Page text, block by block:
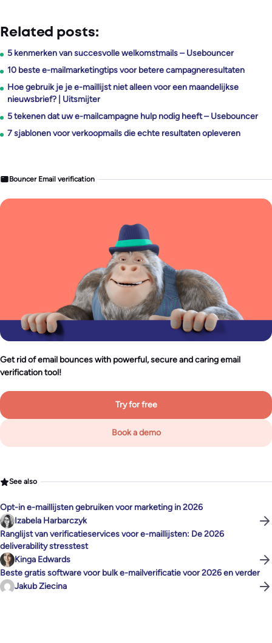
Related posts:
5 kenmerken van succesvolle welkomstmails – Usebouncer
10 beste e-mailmarketingtips voor betere campagneresultaten
Hoe gebruik je je e-maillijst niet alleen voor een maandelijkse
nieuwsbrief? | Uitsmijter
5 tekenen dat uw e-mailcampagne hulp nodig heeft – Usebouncer
7 sjablonen voor verkoopmails die echte resultaten opleveren
Bouncer Email verification
Get rid of email bounces with powerful, secure and caring email
verification tool!
Try for free
Book a demo
See also
Opt-in e-maillijsten gebruiken voor marketing in 2026
Izabela Harbarczyk
Ranglijst van verificatieservices voor e-maillijsten: De 2026
deliverability stresstest
Kinga Edwards
Beste gratis software voor bulk e-mailverificatie voor 2026 en verder
Jakub Ziecina